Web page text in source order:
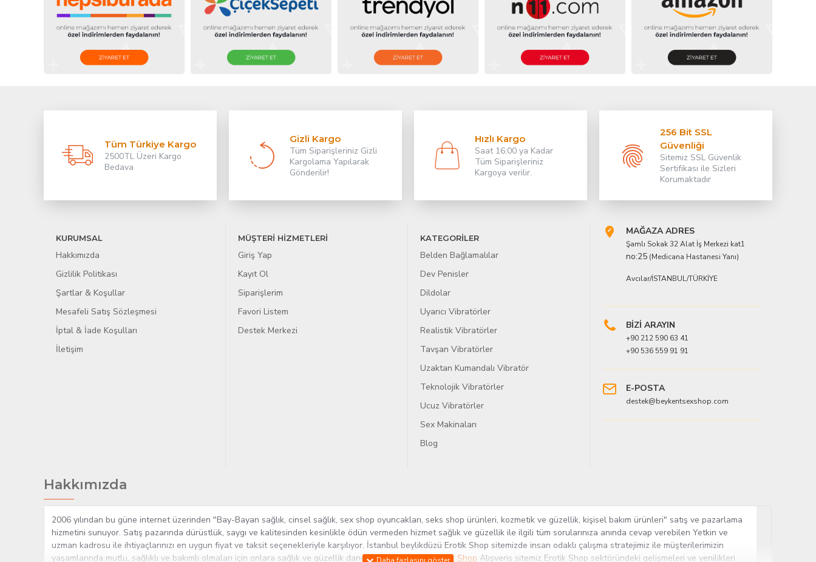
Tüm Türkiye Kargo
2500TL Üzeri Kargo
Bedava
Gizli Kargo
Tüm Siparişleriniz Gizli
Kargolama Yapılarak
Gönderilir!
Hızlı Kargo
Saat 16:00 ya Kadar
Tüm Siparişleriniz
Kargoya verilir.
256 Bit SSL
Güvenliği
Sitemiz SSL Güvenlik
Sertifikası ile Sizleri
Korumaktadır
KURUMSAL
Hakkımızda
Gizlilik Politikası
Şartlar & Koşullar
Mesafeli Satış Sözleşmesi
İptal & İade Koşulları
İletişim
MÜŞTERİ HİZMETLERİ
Giriş Yap
Kayıt Ol
Siparişlerim
Favori Listem
Destek Merkezi
KATEGORİLER
Belden Bağlamalılar
Dev Penisler
Dildolar
Uyarıcı Vibratörler
Realistik Vibratörler
Tavşan Vibratörler
Uzaktan Kumandalı Vibratör
Teknolojik Vibratörler
Ucuz Vibratörler
Sex Makinaları
Blog
MAĞAZA ADRES
Şamlı Sokak 32 Alat İş Merkezi kat1
no:25 (Medicana Hastanesi Yanı)
Avcılar/İSTANBUL/TÜRKİYE
BİZİ ARAYIN
+90 212 590 63 41
+90 536 559 91 91
E-POSTA
destek@beykentsexshop.com
Hakkımızda
2006 yılından bu güne internet üzerinden "Bay-Bayan sağlık, cinsel sağlık, sex shop oyuncakları, seks shop ürünleri, kozmetik ve güzellik, kişisel bakım ürünleri" satış ve pazarlama
hizmetini sunuyor. Satış pazarında dürüstlük, saygı ve kalitesinden kesinlikle ödün vermeden hizmet sağlık ve güzellik ile ilgili tüm sorularınıza anında cevap verebilen Yetkin ve
uzman kadrosu ile ihtiyaçlarınızı en uygun fiyat ve taksit seçenekleriyle karşılıyor. İstanbul beylikdüzü Erotik Shop sitemizde insan odaklı çalışma stratejimiz ile müşterilerimizin
yaşamlarında mutlu, sağlıklı ve bakımlı olmaları için onlara sağlık ve güzellik danışmanlığı sağlıyoruz.Sex Shop Alışveriş sitemiz Erotik Shop sektöründeki gelişmeleri ve yenilikleri